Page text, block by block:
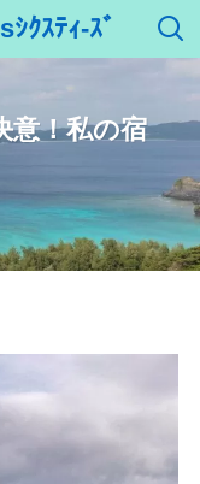
ｸｽﾃｨ-ｽﾞ
意！私の宿